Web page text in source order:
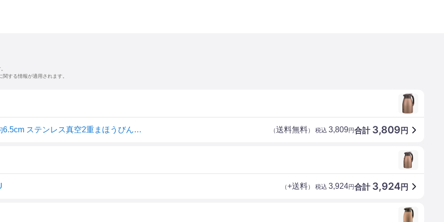
する情報が適用されます。
象印マホービン ステンレスポット 1.5L ポット 卓上 広口約6.5cm ステンレス真空2重まほうびん 保温・保冷 マットカッパー SH-HC15-NU 合計 3,809 円
（送料無料） 税込 3,809円
合計 3,924円
（+送料） 税込 3,924円